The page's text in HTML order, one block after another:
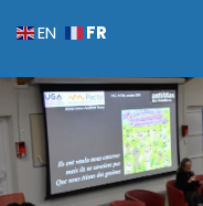
EN FR